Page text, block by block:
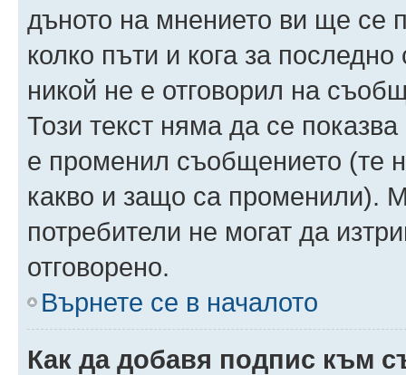
дъното на мнението ви ще се
колко пъти и кога за
никой не е отговорил на
Този текст няма да се
е променил съобщението (те
какво и защо са променили).
потребители не могат да
отговорено.
Върнете се в началото
Как да добавя подпис към